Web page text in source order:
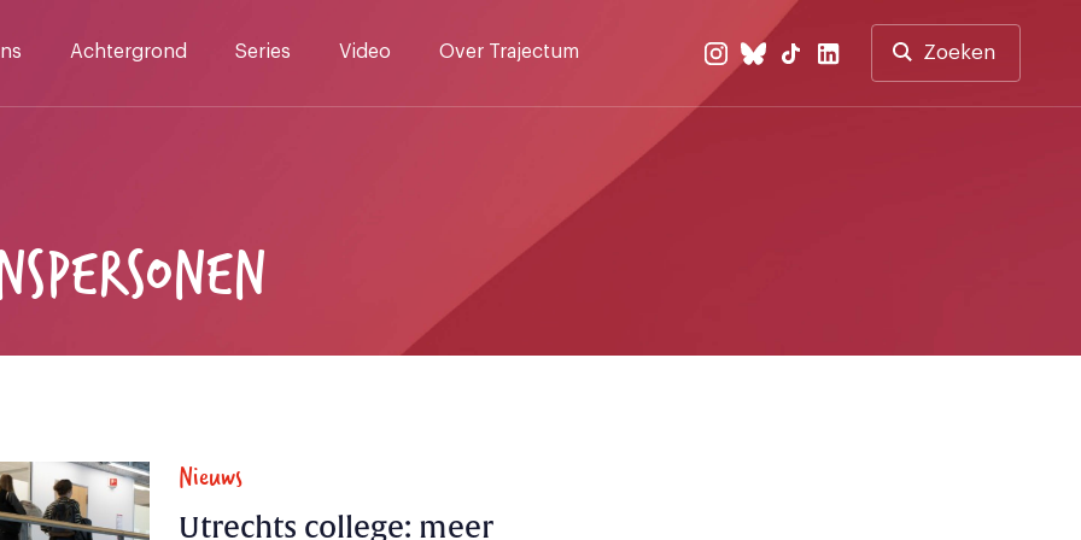
Achtergrond Series Video Over Trajectum Zoeken
Nieuws
Utrechts college: meer